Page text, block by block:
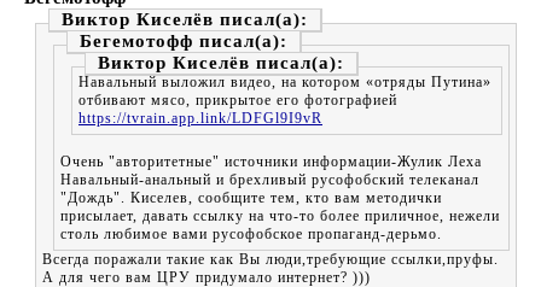
Виктор Киселёв
Бегемотофф
Виктор Киселёв
Навальный выложил видео, на котором «отряды Путина»
отбивают мясо, прикрытое его фотографией
https://tvrain.app.link/LDFGl9I9vR
Очень "авторитетные" источники информации-Жулик Леха
Навальный-анальный и брехливый русофобский телеканал
"Дождь". Киселев, сообщите тем, кто вам методички
присылает, давать ссылку на что-то более приличное, нежели
столь любимое вами русофобское пропаганд-дерьмо.
Всегда поражали такие как Вы люди,требующие ссылки,пруфы.
А для чего вам ЦРУ придумало интернет? )))